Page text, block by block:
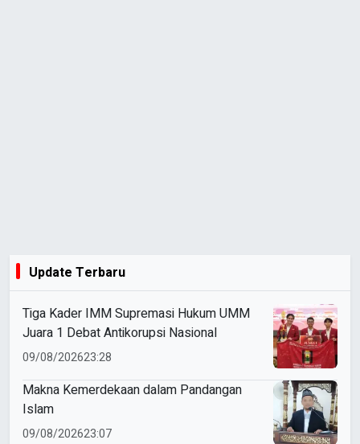
Update Terbaru
Tiga Kader IMM Supremasi Hukum UMM
Juara 1 Debat Antikorupsi Nasional
09/08/202623:28
Makna Kemerdekaan dalam Pandangan
Islam
09/08/202623:07